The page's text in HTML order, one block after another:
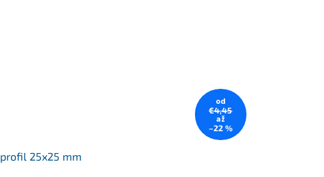
od
€4,45
až
–22 %
profil 25x25 mm